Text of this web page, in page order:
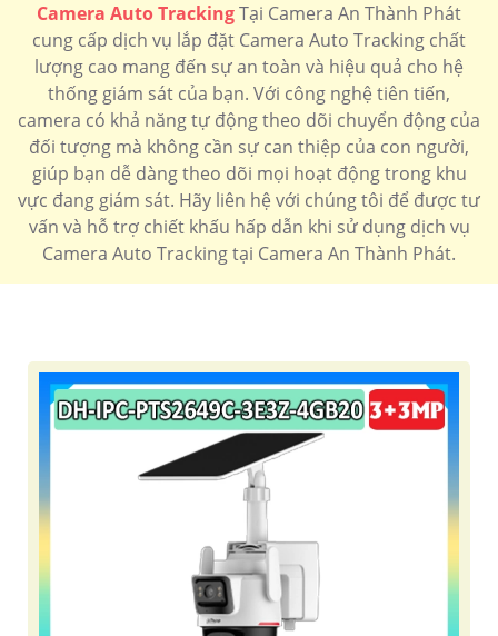
Camera Auto TrackingTại Camera An Thành Phát
cung cấp dịch vụ lắp đặt Camera Auto Tracking chất
lượng cao mang đến sự an toàn và hiệu quả cho hệ
thống giám sát của bạn. Với công nghệ tiên tiến,
camera có khả năng tự động theo dõi chuyển động của
đối tượng mà không cần sự can thiệp của con người,
giúp bạn dễ dàng theo dõi mọi hoạt động trong khu
vực đang giám sát. Hãy liên hệ với chúng tôi để được tư
vấn và hỗ trợ chiết khấu hấp dẫn khi sử dụng dịch vụ
Camera Auto Tracking tại Camera An Thành Phát.